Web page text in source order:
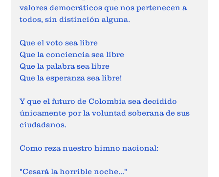
valores democráticos que nos pertenecen a
todos, sin distinción alguna.
Que el voto sea libre
Que la conciencia sea libre
Que la palabra sea libre
Que la esperanza sea libre!
Y que el futuro de Colombia sea decidido
únicamente por la voluntad soberana de sus
ciudadanos.
Como reza nuestro himno nacional:
"Cesará la horrible noche..."